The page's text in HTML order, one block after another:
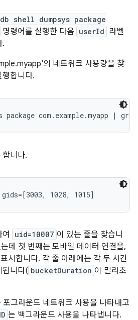
shell dumpsys package
명령어를 실행한 다음 userId 라벨
.
의 네트워크 사용량을 찾
합니다.
합니다.
uid=10007 이 있는 줄을 찾습니
데 첫 번째는 모바일 데이터 연결을,
시합니다. 각 줄 아래에는 각 두 시간
됩니다( bucketDuration 이 밀리초
포그라운드 네트워크 사용을 나타내고
는 백그라운드 사용을 나타냅니다.